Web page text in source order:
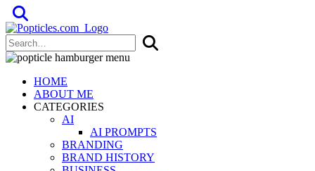
Popticles.com
HOME
ABOUT ME
CATEGORIES
AI
AI PROMPTS
BRANDING
BRAND HISTORY